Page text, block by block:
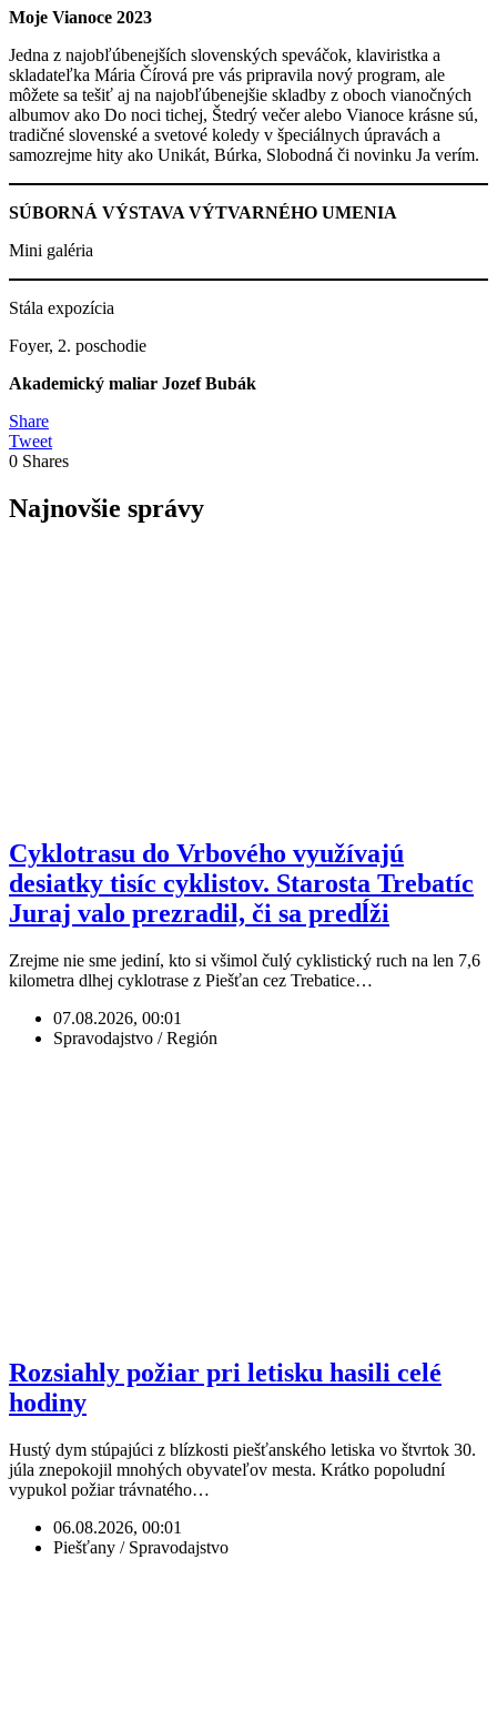
Moje Vianoce 2023
Jedna z najobľúbenejších slovenských speváčok, klaviristka a
skladateľka Mária Čírová pre vás pripravila nový program, ale
môžete sa tešiť aj na najobľúbenejšie skladby z oboch vianočných
albumov ako Do noci tichej, Štedrý večer alebo Vianoce krásne sú,
tradičné slovenské a svetové koledy v špeciálnych úpravách a
samozrejme hity ako Unikát, Búrka, Slobodná či novinku Ja verím.
SÚBORNÁ VÝSTAVA VÝTVARNÉHO UMENIA
Mini galéria
Stála expozícia
Foyer, 2. poschodie
Akademický maliar Jozef Bubák
Share
Tweet
0 Shares
Najnovšie správy
Cyklotrasu do Vrbového využívajú
desiatky tisíc cyklistov. Starosta Trebatíc
Juraj valo prezradil, či sa predĺži
Zrejme nie sme jediní, kto si všimol čulý cyklistický ruch na len 7,6
kilometra dlhej cyklotrase z Piešťan cez Trebatice…
07.08.2026, 00:01
Spravodajstvo / Región
Rozsiahly požiar pri letisku hasili celé
hodiny
Hustý dym stúpajúci z blízkosti piešťanského letiska vo štvrtok 30.
júla znepokojil mnohých obyvateľov mesta. Krátko popoludní
vypukol požiar trávnatého…
06.08.2026, 00:01
Piešťany / Spravodajstvo